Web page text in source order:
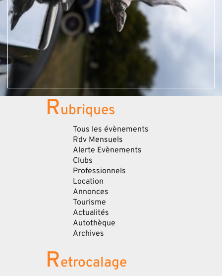
Rubriques
Tous les évènements
Rdv Mensuels
Alerte Evènements
Clubs
Professionnels
Location
Annonces
Tourisme
Actualités
Autothèque
Archives
Retrocalage